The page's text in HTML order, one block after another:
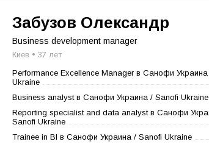
Забузов Олександр
Business development manager
Киев • 37 лет
Performance Excellence Manager в Санофи
Ukraine
Business analyst в Санофи Украина / Sanofi Ukraine
Reporting specialist and data analyst в Санофи
Sanofi Ukraine
Trainee in BI в Санофи Украина / Sanofi Ukraine